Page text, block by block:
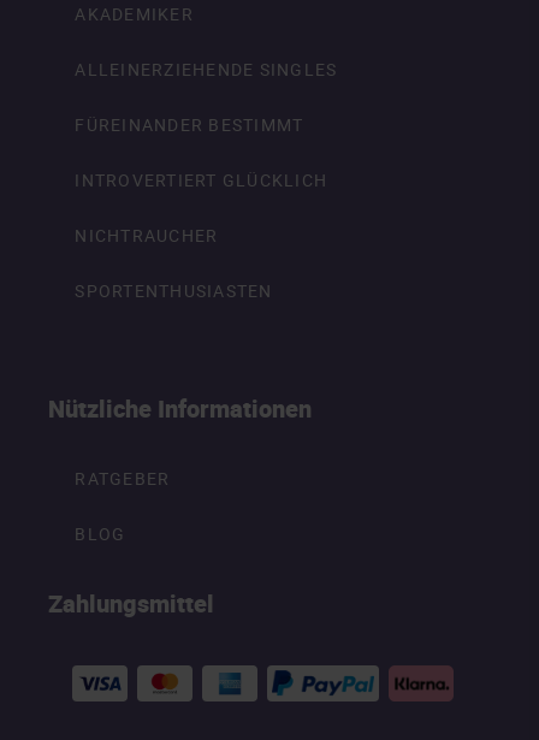
AKADEMIKER
ALLEINERZIEHENDE SINGLES
FÜREINANDER BESTIMMT
INTROVERTIERT GLÜCKLICH
NICHTRAUCHER
SPORTENTHUSIASTEN
Nützliche Informationen
RATGEBER
BLOG
Zahlungsmittel